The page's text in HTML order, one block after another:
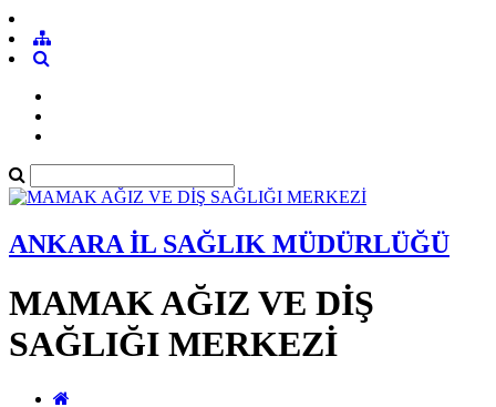
ANKARA İL SAĞLIK MÜDÜRLÜĞÜ
MAMAK AĞIZ VE DİŞ
SAĞLIĞI MERKEZİ